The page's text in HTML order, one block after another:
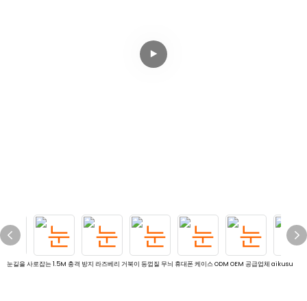
눈길을 사로잡는 1.5M 충격 방지 라즈베리 거북이 등껍질 무늬 휴대폰 케이스 ODM OEM 공급업체 aikusu